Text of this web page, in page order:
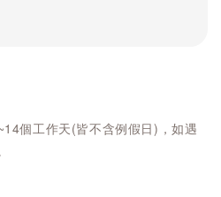
個工作天(皆不含例假日)，如遇